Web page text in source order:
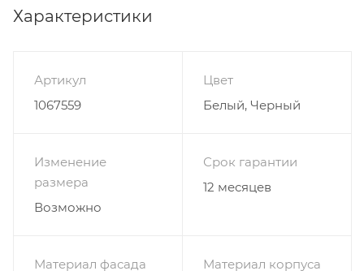
Характеристики
Артикул
1067559
Цвет
Белый, Черный
Изменение
размера
Возможно
Срок гарантии
12 месяцев
Материал фасада
Материал корпуса